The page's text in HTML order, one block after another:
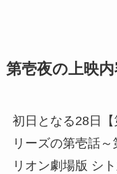
第壱夜の上映
初日となる28日
リーズの第壱話
リオン劇場版 シ